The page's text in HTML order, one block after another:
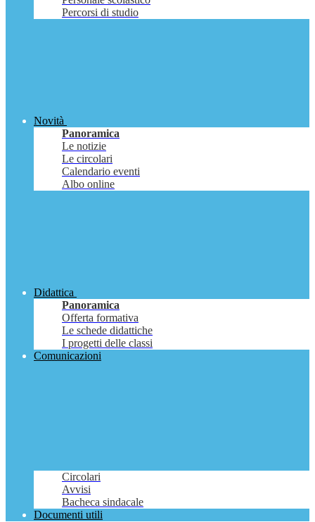
Percorsi di studio
Novità
Panoramica
Le notizie
Le circolari
Calendario eventi
Albo online
Didattica
Panoramica
Offerta formativa
Le schede didattiche
I progetti delle classi
Comunicazioni
Circolari
Avvisi
Bacheca sindacale
Documenti utili